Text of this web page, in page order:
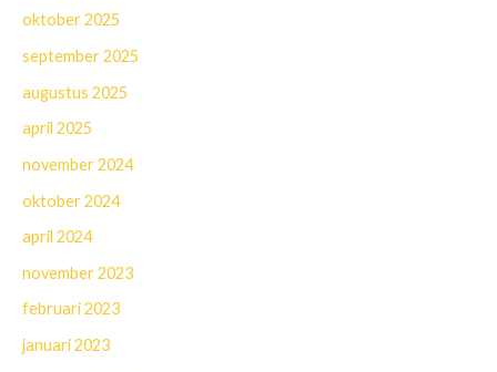
oktober 2025
september 2025
augustus 2025
april 2025
november 2024
oktober 2024
april 2024
november 2023
februari 2023
januari 2023